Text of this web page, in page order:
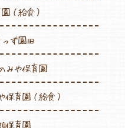
（給食）
ず園田
みや保育園
保育園（給食）
保育園